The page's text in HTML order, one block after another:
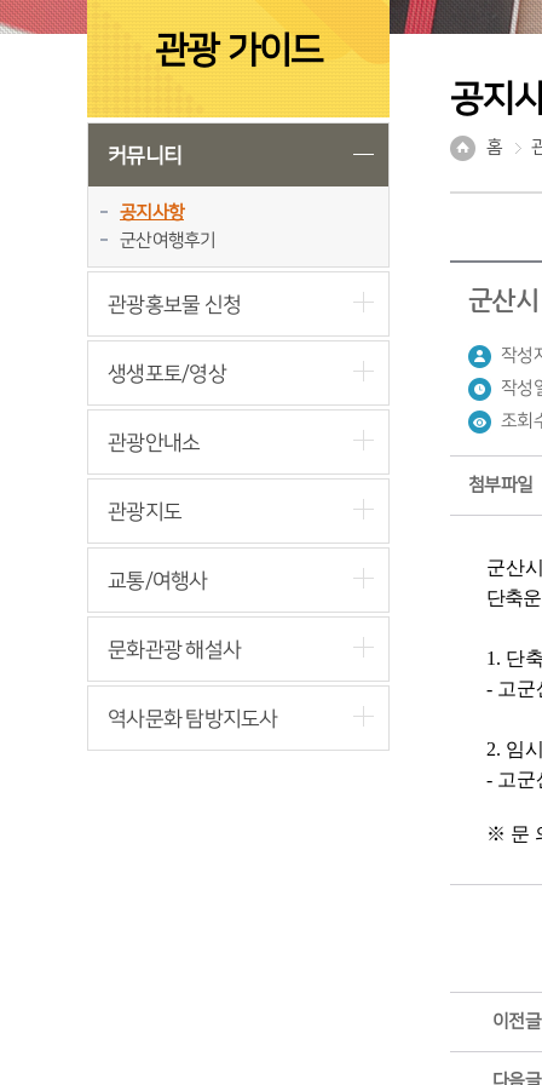
관광 가이드
커뮤니티
공지사항
군산여행후기
관광홍보물 신청
생생포토/영상
관광안내소
관광지도
교통/여행사
문화관광 해설사
역사문화 탐방지도사
공지
홈
군산
작성
작성
조회
첨부파일
군산
단축
1. 단
- 고군
2. 임
- 고군
※ 문
이전글
다음글